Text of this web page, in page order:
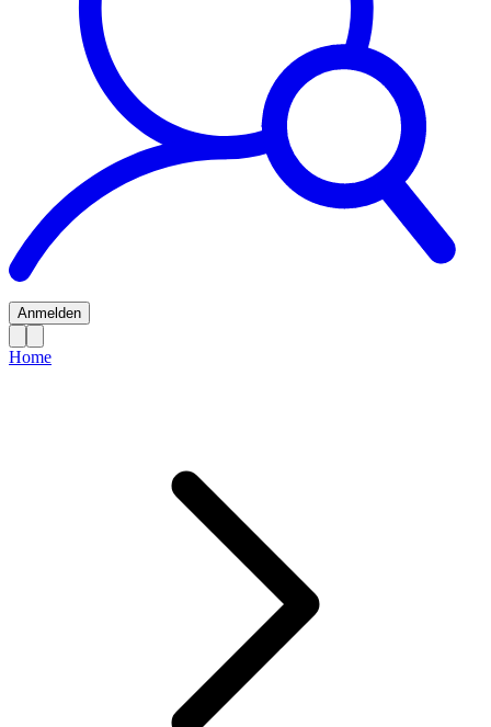
Anmelden
Home